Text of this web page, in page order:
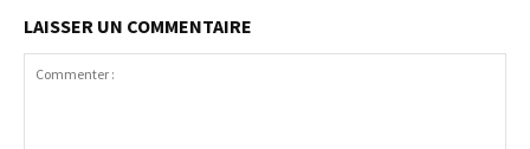
LAISSER UN COMMENTAIRE